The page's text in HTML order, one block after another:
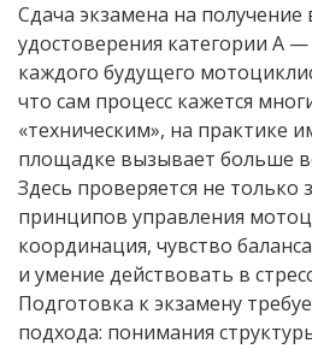
Сдача экзамена на получение
удостоверения категории А
каждого будущего
что сам процесс кажется
«техническим», на практике
площадке вызывает больше
Здесь проверяется не только
принципов управления
координация, чувство
и умение действовать в
Подготовка к экзамену
подхода: понимания